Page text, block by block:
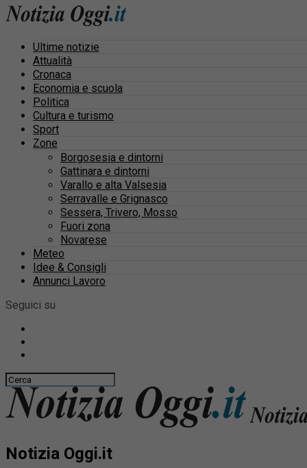
Ultime notizie
Attualità
Cronaca
Economia e scuola
Politica
Cultura e turismo
Sport
Zone
Borgosesia e dintorni
Gattinara e dintorni
Varallo e alta Valsesia
Serravalle e Grignasco
Sessera, Trivero, Mosso
Fuori zona
Novarese
Meteo
Idee & Consigli
Annunci Lavoro
Seguici su
Notizia Oggi.it